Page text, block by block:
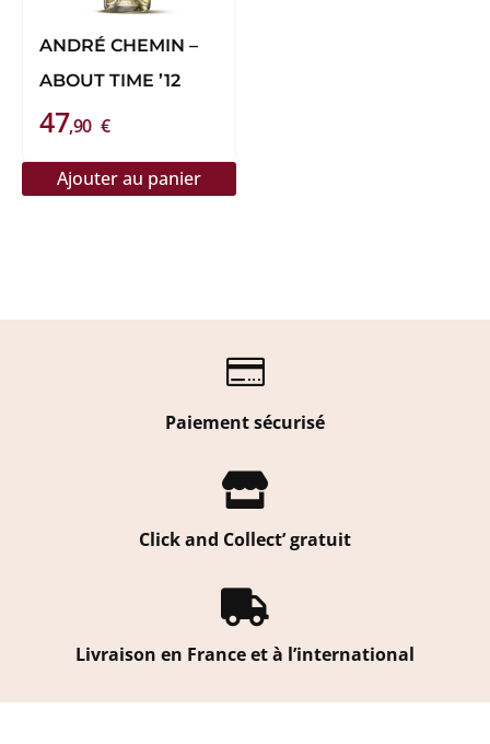
ANDRÉ CHEMIN –
ABOUT TIME ’12
47,90 €
Ajouter au panier

Paiement sécurisé

Click and Collect’ gratuit

Livraison en France et à l’international